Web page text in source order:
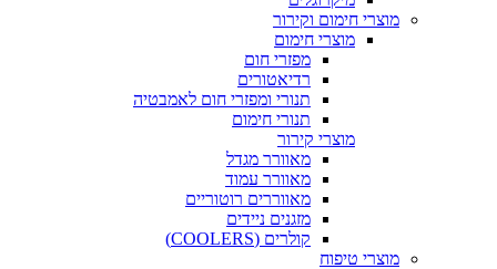
מוצרי חימום וקירור
מוצרי חימום
מפזרי חום
רדיאטורים
תנורי ומפזרי חום לאמבטיה
תנורי חימום
מוצרי קירור
מאוורר מגדל
מאוורר עמוד
מאווררים רוטוריים
מזגנים ניידים
קולרים (COOLERS)
מוצרי טיפוח